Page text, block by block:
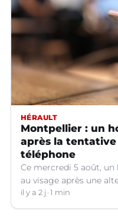
HÉRAULT
Montpellier : un
après la tentative
téléphone
Ce mercredi 5 août,
au visage après une
téléphone portable à
il y a 2 j 1 min